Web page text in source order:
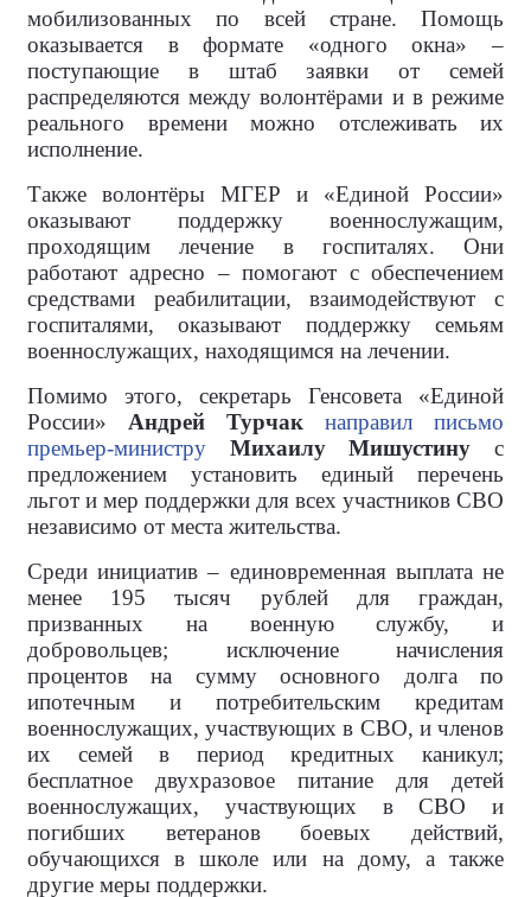
мобилизованных по всей стране. Помощь
оказывается в формате «одного окна» –
поступающие в штаб заявки от семей
распределяются между волонтёрами и в режиме
реального времени можно отслеживать их
исполнение.
Также волонтёры МГЕР и «Единой России»
оказывают поддержку военнослужащим,
проходящим лечение в госпиталях. Они
работают адресно – помогают с обеспечением
средствами реабилитации, взаимодействуют с
госпиталями, оказывают поддержку семьям
военнослужащих, находящимся на лечении.
Помимо этого, секретарь Генсовета «Единой
России» Андрей Турчак
направил письмо
премьер-министру
Михаилу Мишустину с
предложением установить единый перечень
льгот и мер поддержки для всех участников СВО
независимо от места жительства.
Среди инициатив – единовременная выплата не
менее 195 тысяч рублей для граждан,
призванных на военную службу, и
добровольцев; исключение начисления
процентов на сумму основного долга по
ипотечным и потребительским кредитам
военнослужащих, участвующих в СВО, и членов
их семей в период кредитных каникул;
бесплатное двухразовое питание для детей
военнослужащих, участвующих в СВО и
погибших ветеранов боевых действий,
обучающихся в школе или на дому, а также
другие меры поддержки.